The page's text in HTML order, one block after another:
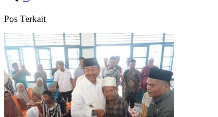
Pos Terkait